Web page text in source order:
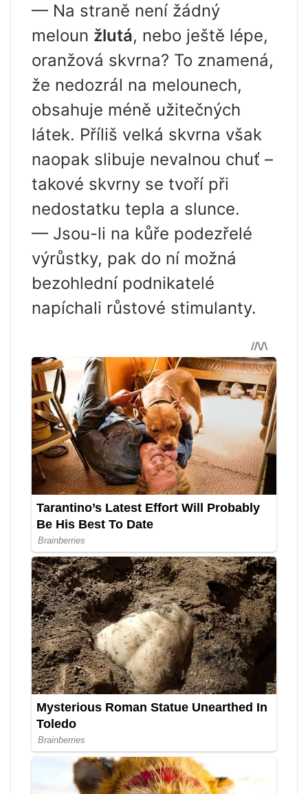
— Na straně není žádný
meloun žlutá, nebo ještě lépe,
oranžová skvrna? To znamená,
že nedozrál na melounech,
obsahuje méně užitečných
látek. Příliš velká skvrna však
naopak slibuje nevalnou chuť –
takové skvrny se tvoří při
nedostatku tepla a slunce.
— Jsou-li na kůře podezřelé
výrůstky, pak do ní možná
bezohlední podnikatelé
napíchali růstové stimulanty.